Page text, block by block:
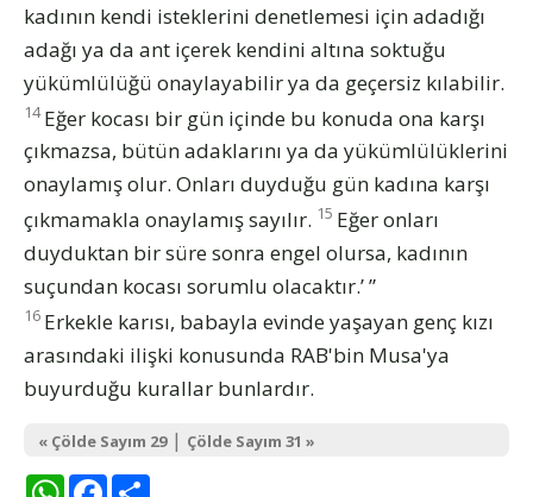
kadının kendi isteklerini denetlemesi için adadığı
adağı ya da ant içerek kendini altına soktuğu
yükümlülüğü onaylayabilir ya da geçersiz kılabilir.
14 Eğer kocası bir gün içinde bu konuda ona karşı
çıkmazsa, bütün adaklarını ya da yükümlülüklerini
onaylamış olur. Onları duyduğu gün kadına karşı
çıkmamakla onaylamış sayılır. 15 Eğer onları
duyduktan bir süre sonra engel olursa, kadının
suçundan kocası sorumlu olacaktır.’ ”
16 Erkekle karısı, babayla evinde yaşayan genç kızı
arasındaki ilişki konusunda RAB'bin Musa'ya
buyurduğu kurallar bunlardır.
« Çölde Sayım 29| Çölde Sayım 31 »
WhatsAppFacebook